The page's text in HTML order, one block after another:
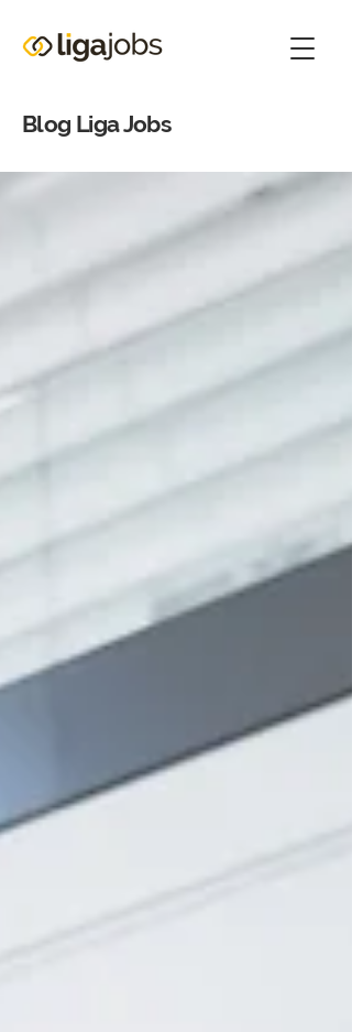
Blog Liga Jobs